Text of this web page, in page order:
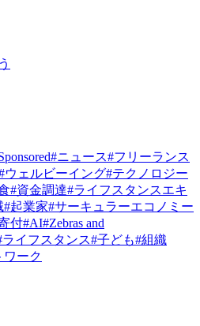
#ニュース#フリーランス
ウェルビーイング#テクノロジー
#資金調達#ライフスタンスエキ
#起業家#サーキュラーエコノミー
付#AI#Zebras and
ライフスタンス#子ども#組織
ワーク